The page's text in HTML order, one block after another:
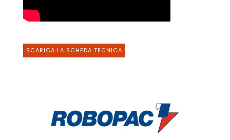
SCARICA LA SCHEDA TECNICA